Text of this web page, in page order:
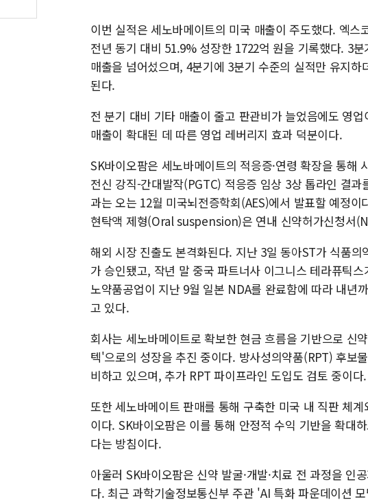
이번 실적은 세노바메이트의 미국 매출이 주도했다. 엑
전년 동기 대비 51.9% 성장한 1722억 원을 기록했다. 3
매출을 넘어섰으며, 4분기에 3분기 수준의 실적만 유지
된다.
전 분기 대비 기타 매출이 줄고 판관비가 늘었음에도 영
매출이 확대된 데 따른 영업 레버리지 효과 덕분이다.
SK바이오팜은 세노바메이트의 적응증·연령 확장을 통해
전신 강직-간대발작(PGTC) 적응증 임상 3상 톱라인 결
과는 오는 12월 미국뇌전증학회(AES)에서 발표할 예정
현탁액 제형(Oral suspension)은 연내 신약허가신청서
해외 시장 진출도 본격화된다. 지난 3일 동아ST가 식품
가 승인됐고, 작년 말 중국 파트너사 이그니스 테라퓨틱
노약품공업이 지난 9월 일본 NDA를 완료함에 따라 내년
고 있다.
회사는 세노바메이트로 확보한 현금 흐름을 기반으로 신
텍'으로의 성장을 추진 중이다. 방사성의약품(RPT) 후보
비하고 있으며, 추가 RPT 파이프라인 도입도 검토 중이다.
또한 세노바메이트 판매를 통해 구축한 미국 내 직판 체
이다. SK바이오팜은 이를 통해 안정적 수익 기반을 확대
다는 방침이다.
아울러 SK바이오팜은 신약 발굴·개발·치료 전 과정을 인
다. 최근 과학기술정보통신부 주관 'AI 특화 파운데이션